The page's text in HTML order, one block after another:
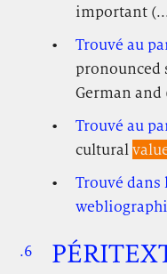
important
Trouvé au
pronounced
German and
Trouvé au
cultural
Trouvé
.6.